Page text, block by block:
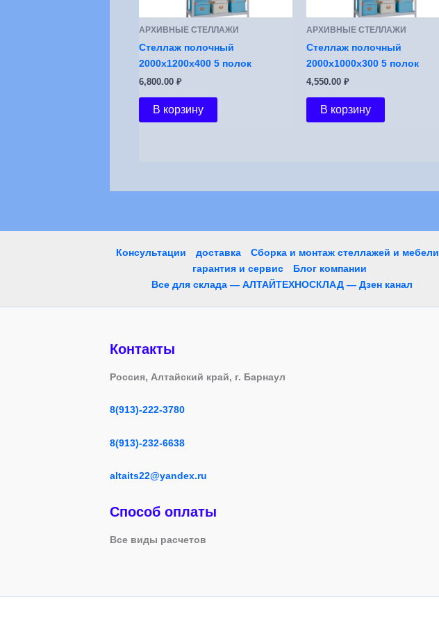
АРХИВНЫЕ СТЕЛЛАЖИ
Стеллаж полочный
2000х1200х400 5 полок
6,800.00 ₽
В корзину
АРХИВНЫЕ СТЕЛЛАЖИ
Стеллаж полочный
2000х1000х300 5 полок
4,550.00 ₽
В корзину
Консультации доставка
Сборка и монтаж стеллажей и мебели
гарантия и сервис
Блог компании
Все для склада — АЛТАЙТЕХНОСКЛАД — Дзен канал
Контакты
Россия, Алтайский край, г. Барнаул
8(913)-222-3780
8(913)-232-6638
altaits22@yandex.ru
Способ оплаты
Все виды расчетов